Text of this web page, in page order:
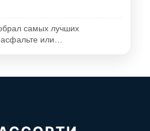
самых лучших
или…